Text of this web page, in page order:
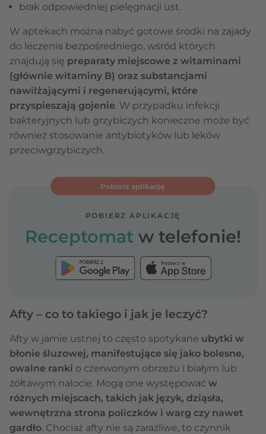
brak odpowiedniej pielęgnacji ust.
W aptekach można nabyć gotowe środki na zajady
do leczenia bezpośredniego, wśród których
znajdują się preparaty miejscowe z witaminami
(głównie witaminy B) oraz substancjami
nawilżającymi i regenerującymi, które
przyspieszają gojenie. W przypadku infekcji
bakteryjnych lub grzybiczych konieczne może być
również stosowanie antybiotyków lub leków
przeciwgrzybiczych.
Pobierz aplikację
POBIERZ APLIKACJĘ
Receptomat w telefonie!
Afty – co to takiego i jak je leczyć?
Afty w jamie ustnej to często spotykane ubytki w
błonie śluzowej, manifestujące się jako bolesne,
owalne ranki o czerwonym obrzeżu i białym lub
żółtawym nalocie. Mogą one występować w
różnych miejscach, takich jak język, dziąsła,
wewnętrzna strona policzków i warg czy nawet
gardło. Chociaż afty nie są zaraźliwe, to czynnik